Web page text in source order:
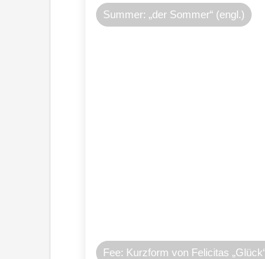
Summer: „der Sommer“ (engl.)
Fee: Kurzform von Felicitas